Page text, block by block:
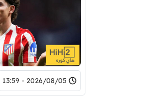
2026/08/05 - 13:59